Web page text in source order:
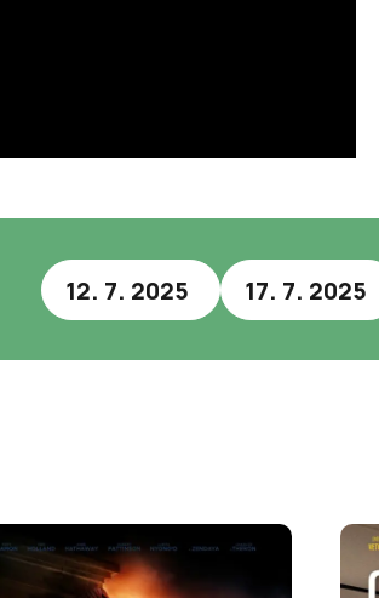
12. 7. 2025 17. 7. 2025